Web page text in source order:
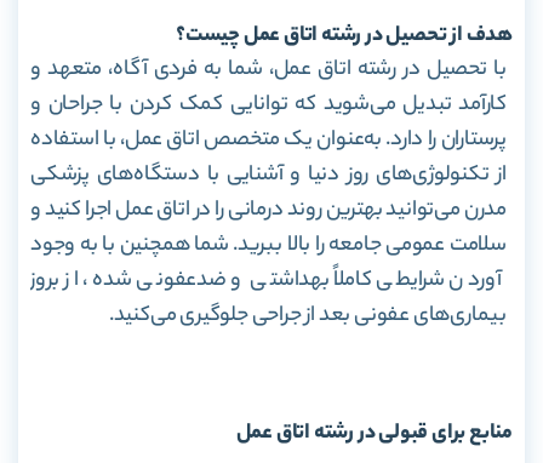
هدف از تحصیل در رشته اتاق عمل چیست؟
با تحصیل در رشته اتاق عمل، شما به فردی آگاه، متعهد و
کارآمد تبدیل می‌شوید که توانایی کمک کردن با جراحان و
پرستاران را دارد. به‌عنوان یک متخصص اتاق عمل، با استفاده
از تکنولوژی‌های روز دنیا و آشنایی با دستگاه‌های پزشکی
مدرن می‌توانید بهترین روند درمانی را در اتاق عمل اجرا کنید و
سلامت عمومی جامعه را بالا ببرید. شما همچنین با به وجود
آوردن شرایطی کاملاً بهداشتی و ضدعفونی شده، از بروز
بیماری‌های عفونی بعد از جراحی جلوگیری می‌کنید.
منابع برای قبولی در رشته اتاق عمل